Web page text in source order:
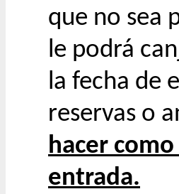
que no sea
le podrá
la fecha de
reservas o
hacer
entrada.